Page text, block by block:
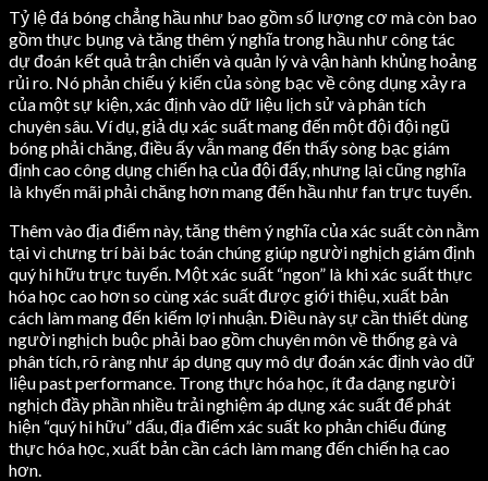
Tỷ lệ đá bóng chẳng hầu như bao gồm số lượng cơ mà còn bao
gồm thực bụng và tăng thêm ý nghĩa trong hầu như công tác
dự đoán kết quả trận chiến và quản lý và vận hành khủng hoảng
rủi ro. Nó phản chiếu ý kiến của sòng bạc về công dụng xảy ra
của một sự kiện, xác định vào dữ liệu lịch sử và phân tích
chuyên sâu. Ví dụ, giả dụ xác suất mang đến một đội đội ngũ
bóng phải chăng, điều ấy vẫn mang đến thấy sòng bạc giám
định cao công dụng chiến hạ của đội đấy, nhưng lại cũng nghĩa
là khyến mãi phải chăng hơn mang đến hầu như fan trực tuyến.
Thêm vào địa điểm này, tăng thêm ý nghĩa của xác suất còn nằm
tại vì chưng trí bài bác toán chúng giúp người nghịch giám định
quý hi hữu trực tuyến. Một xác suất “ngon” là khi xác suất thực
hóa học cao hơn so cùng xác suất được giới thiệu, xuất bản
cách làm mang đến kiếm lợi nhuận. Điều này sự cần thiết dùng
người nghịch buộc phải bao gồm chuyên môn về thống gà và
phân tích, rõ ràng như áp dụng quy mô dự đoán xác định vào dữ
liệu past performance. Trong thực hóa học, ít đa dạng người
nghịch đầy phần nhiều trải nghiệm áp dụng xác suất để phát
hiện “quý hi hữu” dấu, địa điểm xác suất ko phản chiếu đúng
thực hóa học, xuất bản cần cách làm mang đến chiến hạ cao
hơn.